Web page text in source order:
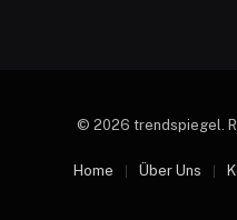
© 2026 trendspiegel.
Home Über Uns